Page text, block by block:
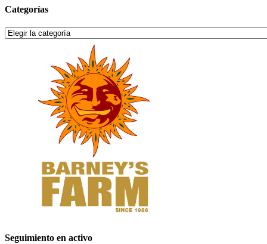
Categorías
Categorías
Seguimiento en activo